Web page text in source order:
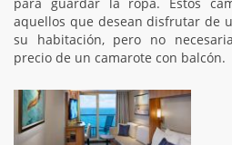
aquellos que desean disfrutar de
su habitación, pero no
precio de un camarote con balcón.